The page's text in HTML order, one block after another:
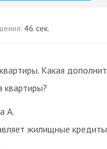
46 сек.
Какая
квартиры?
А.
жилищные кредиты